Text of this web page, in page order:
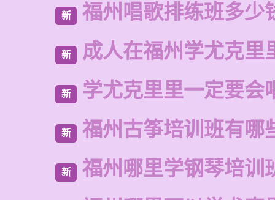
新 福州唱歌排练班多少
新 成人在福州学尤克里
新 学尤克里里一定要会
新 福州古筝培训班有哪
新 福州哪里学钢琴培训